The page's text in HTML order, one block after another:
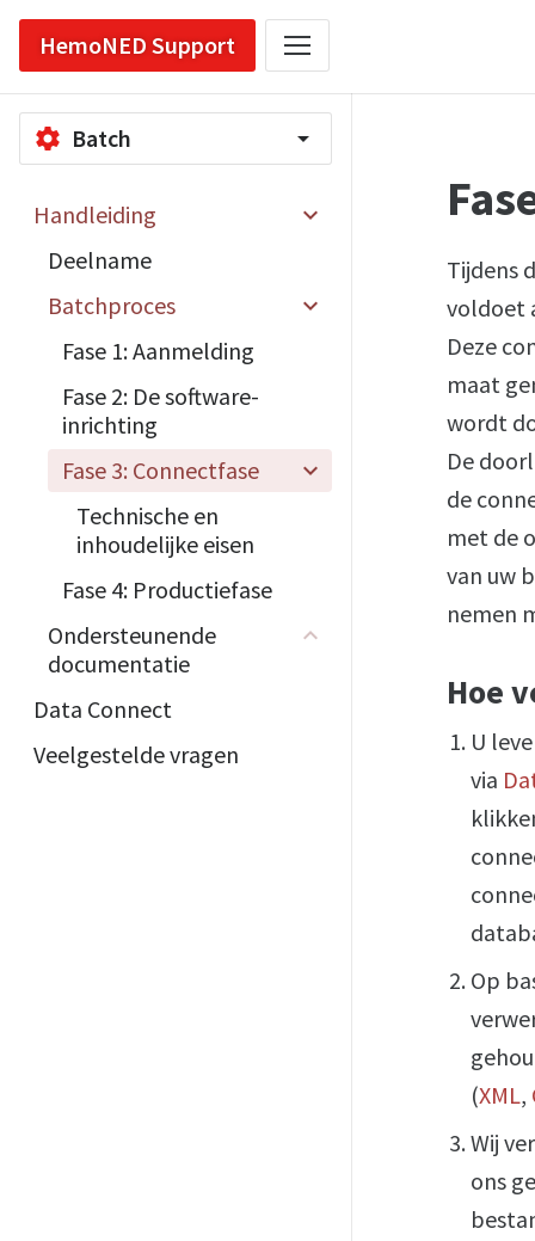
HemoNED Support
settings Batch arrow_drop_down
Handleiding
Deelname
Batchproces
Fase 1: Aanmelding
Fase 2: De software-
inrichting
Fase 3: Connectfase
Technische en
inhoudelijke eisen
Fase 4: Productiefase
Ondersteunende
documentatie
Data Connect
Veelgestelde vragen
Tijdens
voldoet
Deze
maat
wordt
De
de
met de
van uw
nemen
Hoe
U
via
Op
(XML,
Wij
ons